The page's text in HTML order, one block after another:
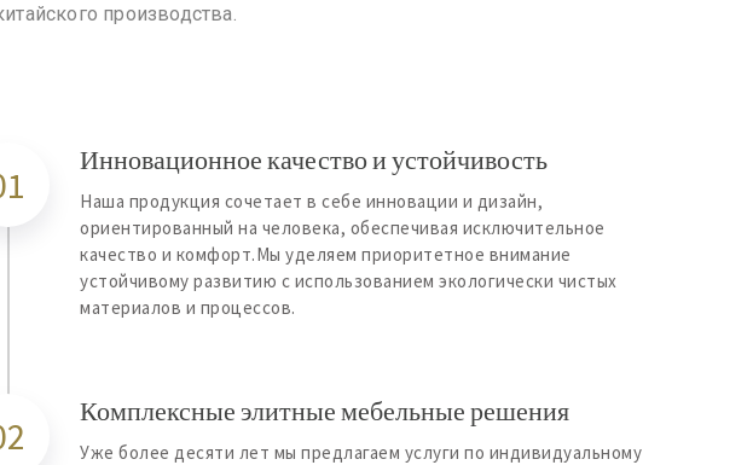
производства.
Инновационное качество и устойчивость
Наша продукция сочетает в себе инновации и дизайн,
ориентированный на человека, обеспечивая исключительное
качество и комфорт.Мы уделяем приоритетное внимание
устойчивому развитию с использованием экологически чистых
материалов и процессов.
Комплексные элитные мебельные решения
Уже более десяти лет мы предлагаем услуги по индивидуальному